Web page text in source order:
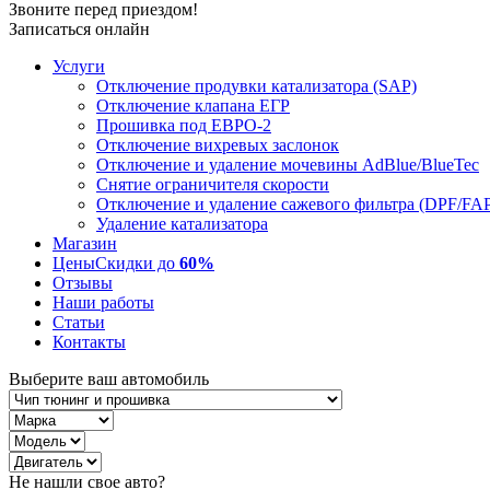
Звоните перед приездом!
Записаться онлайн
Услуги
Отключение продувки катализатора (SAP)
Отключение клапана ЕГР
Прошивка под ЕВРО-2
Отключение вихревых заслонок
Отключение и удаление мочевины AdBlue/BlueTec
Снятие ограничителя скорости
Отключение и удаление сажевого фильтра (DPF/
Удаление катализатора
Магазин
ЦеныСкидки до 60%
Отзывы
Наши работы
Статьи
Контакты
Выберите ваш автомобиль
Не нашли свое авто?